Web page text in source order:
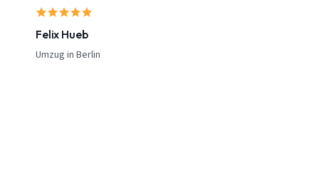
Felix Hueb
Umzug in Berlin